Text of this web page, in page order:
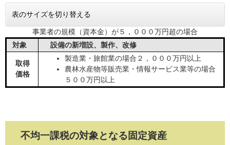
表のサイズを切り替える
事業者の規模（資本金）が５，０００万円超の場合
対象
設備の新増設、製作、改修
取得
価格
製造業・旅館業の場合２，０００万円以上
農林水産物等販売業・情報サービス業等の場合
５００万円以上
不均一課税の対象となる固定資産